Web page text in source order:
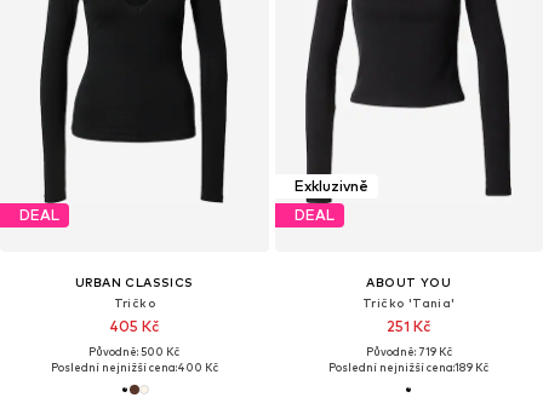
DEAL
URBAN CLASSICS
Tričko
405 Kč
Původně: 500 Kč
Poslední nejnižší cena:400 Kč
Exkluzivně
DEAL
ABOUT YOU
Tričko 'Tania'
251 Kč
Původně: 719 Kč
Poslední nejnižší cena:189 Kč